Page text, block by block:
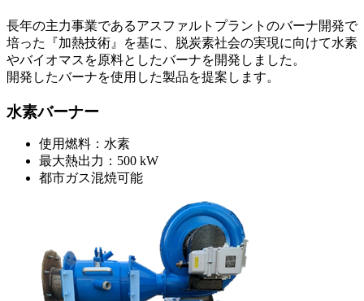
長年の主力事業であるアスファルトプラントのバーナ開発で
培った『加熱技術』を基に、脱炭素社会の実現に向けて水素
やバイオマスを原料としたバーナを開発しました。
開発したバーナを使用した製品を提案します。
水素バーナー
使用燃料：水素
最大熱出力：500 kW
都市ガス混焼可能